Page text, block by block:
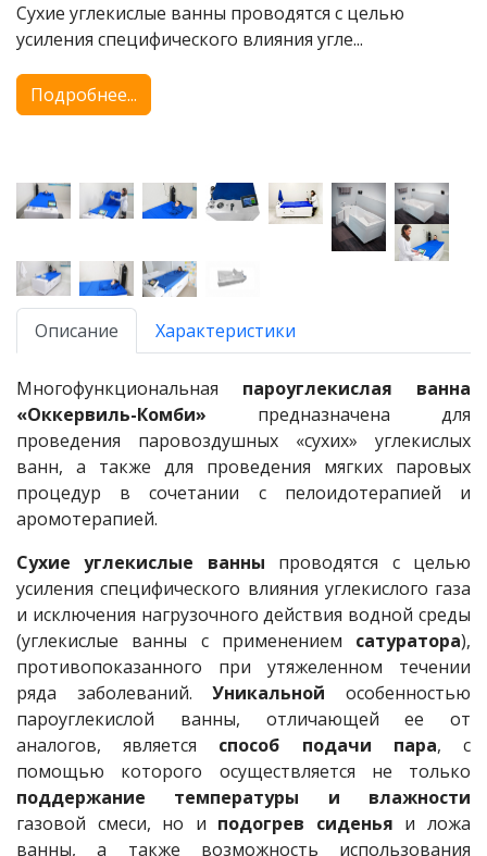
Сухие углекислые ванны проводятся с целью
усиления специфического влияния угле...
Подробнее...
Описание Характеристики
Многофункциональная пароуглекислая ванна
«Оккервиль-Комби» предназначена для
проведения паровоздушных «сухих» углекислых
ванн, а также для проведения мягких паровых
процедур в сочетании с пелоидотерапией и
аромотерапией.
Сухие углекислые ванны проводятся с целью
усиления специфического влияния углекислого газа
и исключения нагрузочного действия водной среды
(углекислые ванны с применением сатуратора),
противопоказанного при утяжеленном течении
ряда заболеваний.Уникальной особенностью
пароуглекислой ванны, отличающей ее от
аналогов, является способ подачи пара, с
помощью которого осуществляется не только
поддержание температуры и влажности
газовой смеси, но и подогрев сиденья и ложа
ванны, а также возможность использования